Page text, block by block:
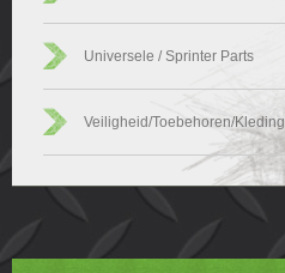
Universele / Sprinter Parts
Veiligheid/Toebehoren/Kleding